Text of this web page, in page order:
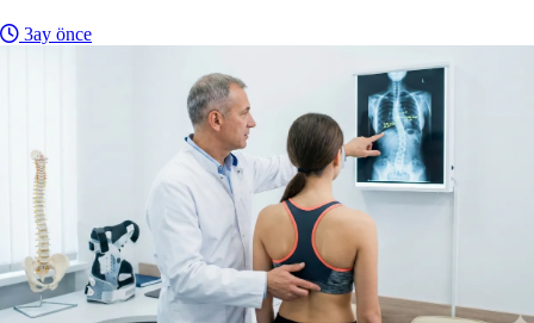
3ay önce